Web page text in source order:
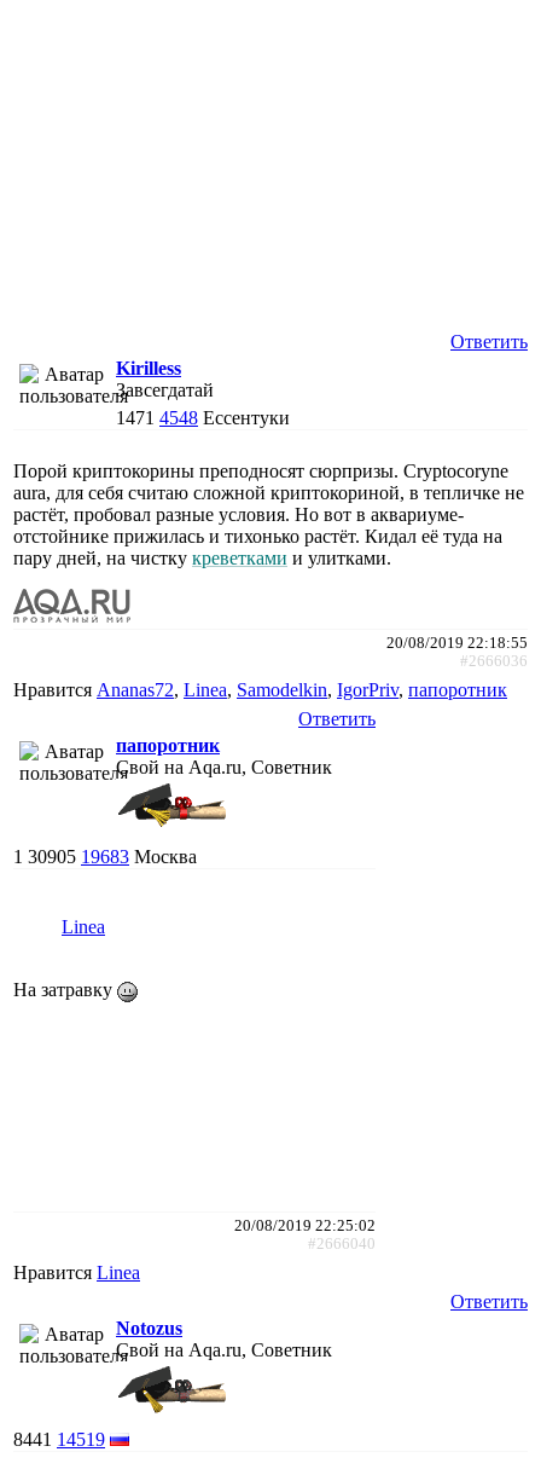
Ответить
Kirilless
Завсегдатай
1471 4548 Ессентуки
Порой криптокорины преподносят сюрпризы. Cryptocoryne
aura, для себя считаю сложной криптокориной, в тепличке не
растёт, пробовал разные условия. Но вот в аквариуме-
отстойнике прижилась и тихонько растёт. Кидал её туда на
пару дней, на чистку креветками и улитками.
20/08/2019 22:18:55
#2666036
Нравится Ananas72, Linea, Samodelkin, IgorPriv, папоротник
Ответить
папоротник
Свой на Aqa.ru, Советник
1 30905 19683 Москва
Linea
На затравку
20/08/2019 22:25:02
#2666040
Нравится Linea
Ответить
Notozus
Свой на Aqa.ru, Советник
8441 14519